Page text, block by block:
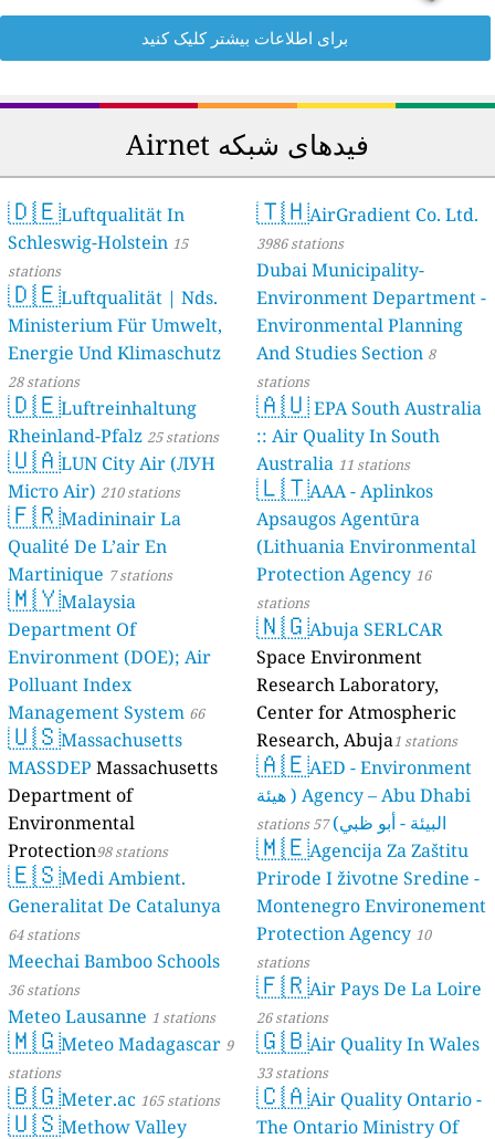
برای اطلاعات بیشتر کلیک کنید
فیدهای شبکه Airnet
🇹🇭AirGradient Co. Ltd.
3986 stations
Dubai Municipality-
Environment Department -
Environmental Planning
And Studies Section 8
stations
🇦🇺EPA South Australia
:: Air Quality In South
Australia 11 stations
🇱🇹AAA - Aplinkos
Apsaugos Agentūra
(Lithuania Environmental
Protection Agency 16
stations
🇳🇬Abuja SERLCAR
Space Environment
Research Laboratory,
Center for Atmospheric
Research, Abuja1 stations
🇦🇪AED - Environment
Agency – Abu Dhabi ( هيئة
البيئة - أبو ظبي) 57 stations
🇲🇪Agencija Za Zaštitu
Prirode I životne Sredine -
Montenegro Environement
Protection Agency 10
stations
🇫🇷Air Pays De La Loire
26 stations
🇬🇧Air Quality In Wales
33 stations
🇨🇦Air Quality Ontario -
The Ontario Ministry Of
🇩🇪Luftqualität In
Schleswig-Holstein 15
stations
🇩🇪Luftqualität | Nds.
Ministerium Für Umwelt,
Energie Und Klimaschutz
28 stations
🇩🇪Luftreinhaltung
Rheinland-Pfalz 25 stations
🇺🇦LUN City Air (ЛУН
Місто Air) 210 stations
🇫🇷Madininair La
Qualité De L’air En
Martinique 7 stations
🇲🇾Malaysia
Department Of
Environment (DOE); Air
Polluant Index
Management System 66
stations
🇺🇸Massachusetts
MASSDEPMassachusetts
Department of
Environmental
Protection98 stations
🇪🇸Medi Ambient.
Generalitat De Catalunya
64 stations
Meechai Bamboo Schools
36 stations
Meteo Lausanne 1 stations
🇲🇬Meteo Madagascar 9
stations
🇧🇬Meter.ac 165 stations
🇺🇸Methow Valley